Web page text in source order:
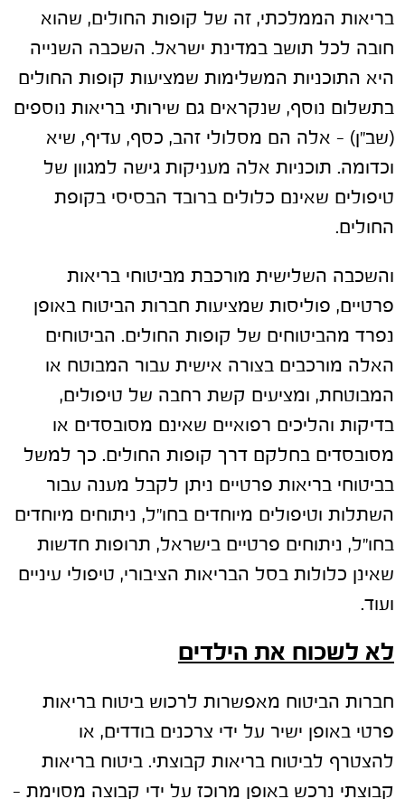
בריאות הממלכתי, זה של קופות החולים, שהוא
חובה לכל תושב במדינת ישראל. השכבה השנייה
היא התוכניות המשלימות שמציעות קופות החולים
בתשלום נוסף, שנקראים גם שירותי בריאות נוספים
(שב"ן) – אלה הם מסלולי זהב, כסף, עדיף, שיא
וכדומה. תוכניות אלה מעניקות גישה למגוון של
טיפולים שאינם כלולים ברובד הבסיסי בקופת
החולים.
והשכבה השלישית מורכבת מביטוחי בריאות
פרטיים, פוליסות שמציעות חברות הביטוח באופן
נפרד מהביטוחים של קופות החולים. הביטוחים
האלה מורכבים בצורה אישית עבור המבוטח או
המבוטחת, ומציעים קשת רחבה של טיפולים,
בדיקות והליכים רפואיים שאינם מסובסדים או
מסובסדים בחלקם דרך קופות החולים. כך למשל
בביטוחי בריאות פרטיים ניתן לקבל מענה עבור
השתלות וטיפולים מיוחדים בחו"ל, ניתוחים מיוחדים
בחו"ל, ניתוחים פרטיים בישראל, תרופות חדשות
שאינן כלולות בסל הבריאות הציבורי, טיפולי עיניים
ועוד.
לא לשכוח את הילדים
חברות הביטוח מאפשרות לרכוש ביטוח בריאות
פרטי באופן ישיר על ידי צרכנים בודדים, או
להצטרף לביטוח בריאות קבוצתי. ביטוח בריאות
קבוצתי נרכש באופן מרוכז על ידי קבוצה מסוימת –